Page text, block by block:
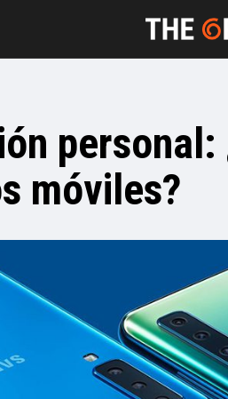
móviles?